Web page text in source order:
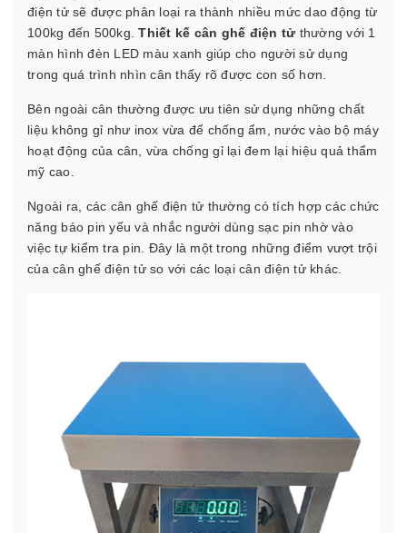
điện tử sẽ được phân loại ra thành nhiều mức dao động từ
100kg đến 500kg.Thiết kế cân ghế điện tửthường với 1
màn hình đèn LED màu xanh giúp cho người sử dụng
trong quá trình nhìn cân thấy rõ được con số hơn.
Bên ngoài cân thường được ưu tiên sử dụng những chất
liệu không gỉ như inox vừa để chống ẩm, nước vào bộ máy
hoạt động của cân, vừa chống gỉ lại đem lại hiệu quả thẩm
mỹ cao.
Ngoài ra, các cân ghế điện tử thường có tích hợp các chức
năng báo pin yếu và nhắc người dùng sạc pin nhờ vào
việc tự kiểm tra pin. Đây là một trong những điểm vượt trội
của cân ghế điện tử so với các loại cân điện tử khác.